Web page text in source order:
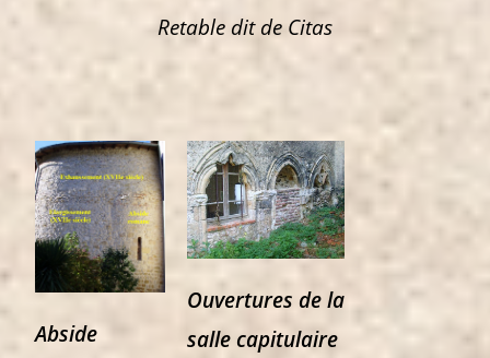
Retable dit de Citas
Abside
Ouvertures de la
salle capitulaire